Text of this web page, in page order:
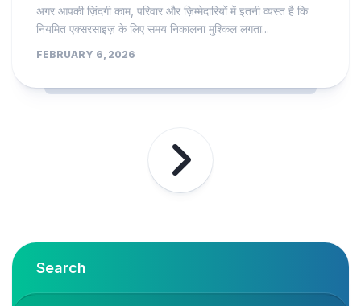
अगर आपकी ज़िंदगी काम, परिवार और ज़िम्मेदारियों में इतनी व्यस्त है कि
नियमित एक्सरसाइज़ के लिए समय निकालना मुश्किल लगता...
FEBRUARY 6, 2026
Search